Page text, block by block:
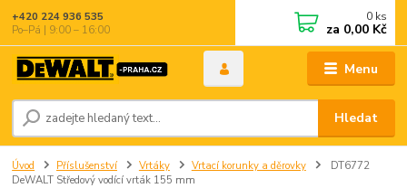
Menu
Hledat
+420 224 936 535
Po–Pá | 9:00 – 16:00
0 ks
za 0,00 Kč
Úvod Příslušenství Vrtáky Vrtací korunky a děrovky
DT6772
DeWALT Středový vodící vrták 155 mm